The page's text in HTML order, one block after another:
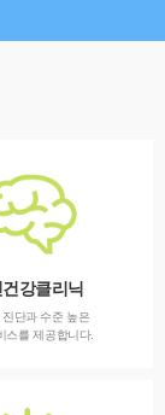
강클리닉
진단과 수준 높은
스를 제공합니다.